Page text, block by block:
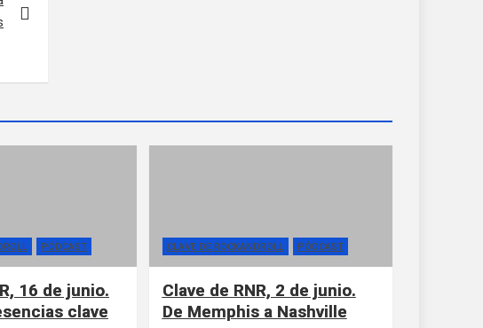
PÓDCAST
16 de junio.
clave
CLAVE DE ROCKANDROLL PÓDCAST
Clave de RNR, 2 de junio.
De Memphis a Nashville